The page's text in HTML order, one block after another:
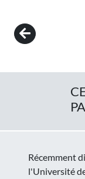
Post
Récemment
l'Université